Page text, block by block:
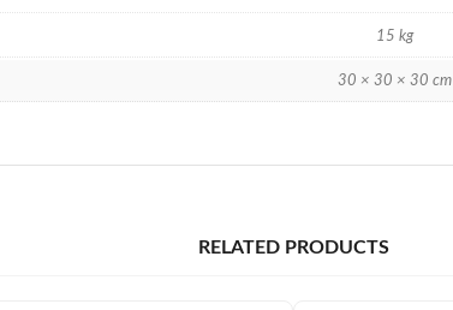
15 kg
30 × 30 × 30 cm
RELATED PRODUCTS